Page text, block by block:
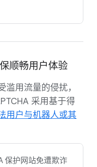
顺畅用户体验
用流量的侵扰，
采用基于得
用户与机器人或其
保护网站免遭欺诈